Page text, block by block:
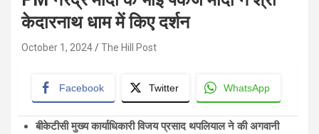
केदारनाथ धाम में किए दर्शन
October 1, 2024 The Hill Post
Facebook Twitter WhatsApp
बीकेटीसी मुख्य कार्याधिकारी विजय प्रसाद थपलियाल ने की अगवानी